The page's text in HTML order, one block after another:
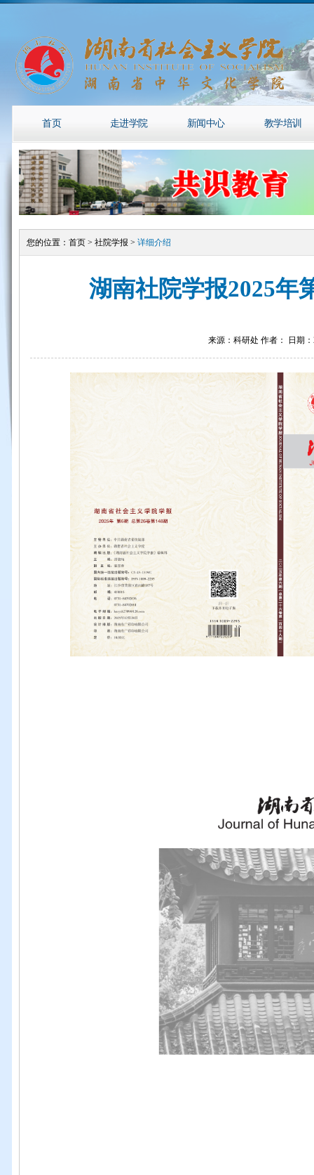
首页 走进学院 新闻中心 教学培训
您的位置： 首页> 社院学报 > 详细介绍
湖南社院学报2025年
来源：科研处 作者： 日期：